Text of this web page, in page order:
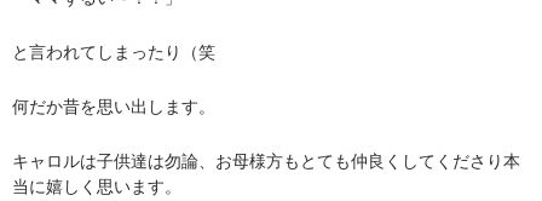
と言われてしまったり（笑
何だか昔を思い出します。
キャロルは子供達は勿論、お母様方もとても仲良くしてくださり本
当に嬉しく思います。